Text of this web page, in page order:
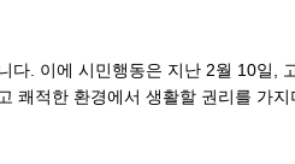
. 이에 시민행동은 지난 2월 10일,
쾌적한 환경에서 생활할 권리를 가